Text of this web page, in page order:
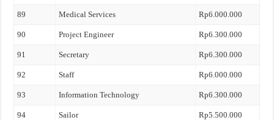
89 Medical Services Rp6.000.000
90 Project Engineer Rp6.300.000
91 Secretary Rp6.300.000
92 Staff Rp6.000.000
93 Information Technology Rp6.300.000
94 Sailor Rp5.500.000